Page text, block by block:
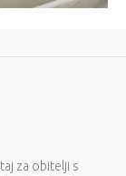
za obitelji s